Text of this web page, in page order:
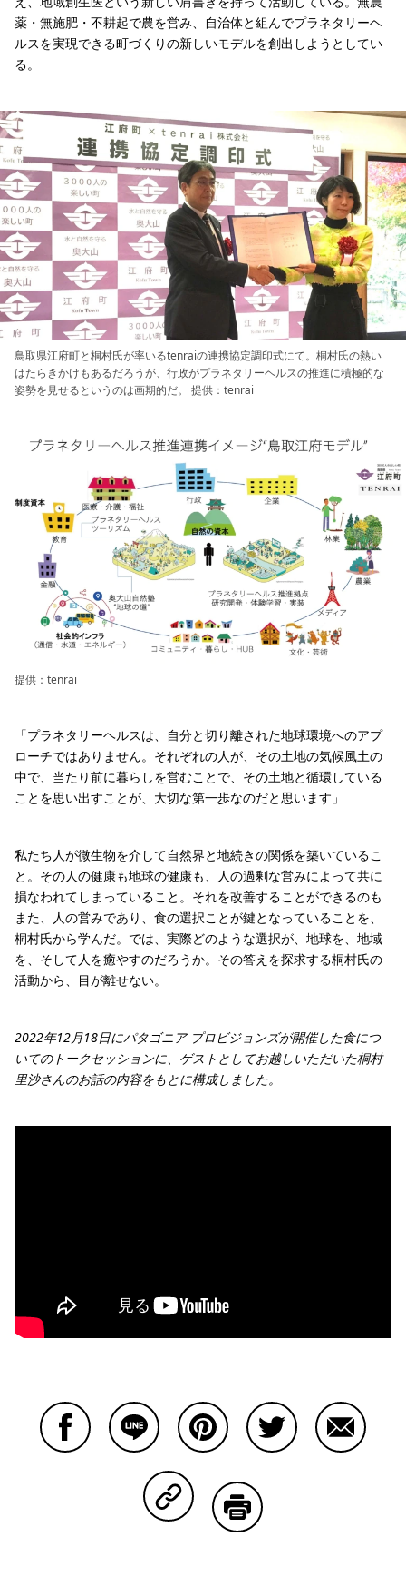
薬・無施肥・不耕起で農を営み、自治体と組んでプラネタリーヘ
ルスを実現できる町づくりの新しいモデルを創出しようとしてい
る。
鳥取県江府町と桐村氏が率いるtenraiの連携協定調印式にて。桐村氏の熱い
はたらきかけもあるだろうが、行政がプラネタリーヘルスの推進に積極的な
姿勢を見せるというのは画期的だ。 提供：tenrai
提供：tenrai
「プラネタリーヘルスは、自分と切り離された地球環境へのアプ
ローチではありません。それぞれの人が、その土地の気候風土の
中で、当たり前に暮らしを営むことで、その土地と循環している
ことを思い出すことが、大切な第一歩なのだと思います」
私たち人が微生物を介して自然界と地続きの関係を築いているこ
と。その人の健康も地球の健康も、人の過剰な営みによって共に
損なわれてしまっていること。それを改善することができるのも
また、人の営みであり、食の選択ことが鍵となっていることを、
桐村氏から学んだ。では、実際どのような選択が、地球を、地域
を、そして人を癒やすのだろうか。その答えを探求する桐村氏の
活動から、目が離せない。
2022年12月18日にパタゴニア プロビジョンズが開催した食につ
いてのトークセッションに、ゲストとしてお越しいただいた桐村
里沙さんのお話の内容をもとに構成しました。
Copy Linkで共有する